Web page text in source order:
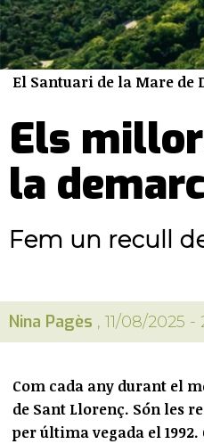
El Santuari de la Mare de
Els
la
Fem un recull
Nina Pagès , 11/08/2025 -
Com cada any durant el
de Sant Llorenç. Són les
per última vegada el